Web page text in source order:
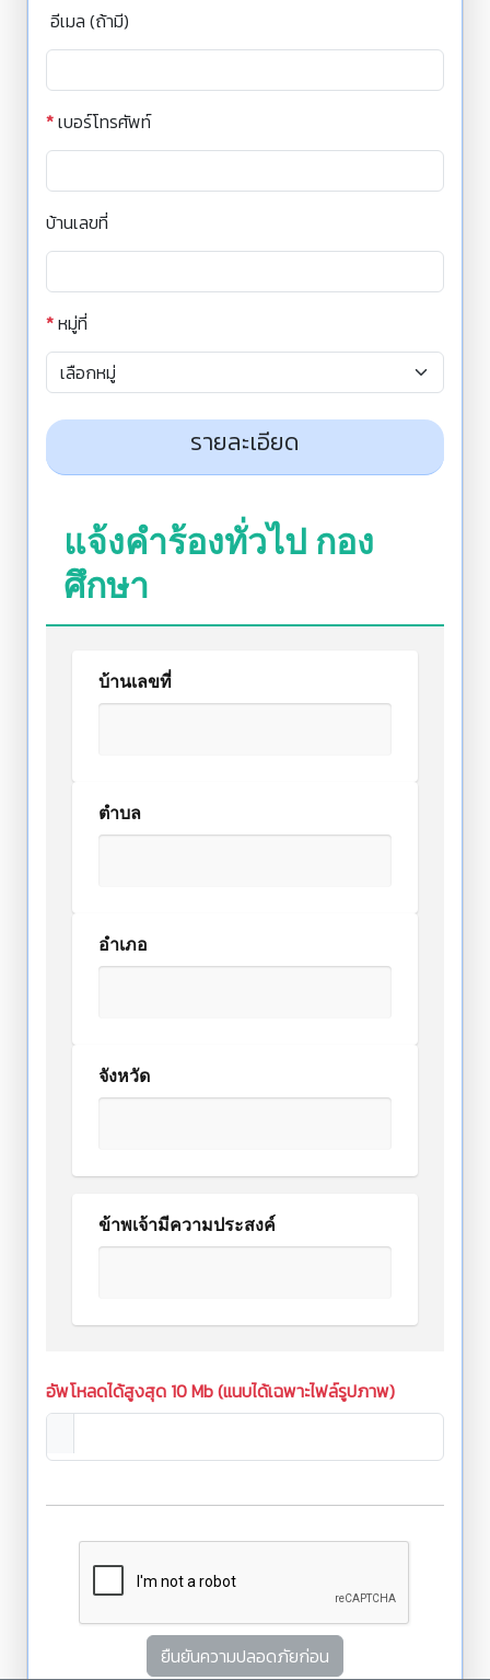
อีเมล (ถ้ามี)
*เบอร์โทรศัพท์
บ้านเลขที่
*หมู่ที่
รายละเอียด
แจ้งคำร้องทั่วไป กอง
ศึกษา
บ้านเลขที่
ตำบล
อำเภอ
จังหวัด
ข้าพเจ้ามีความประสงค์
อัพโหลดได้สูงสุด 10 Mb (แนบได้เฉพาะไฟล์รูปภาพ)
ยืนยันความปลอดภัยก่อน